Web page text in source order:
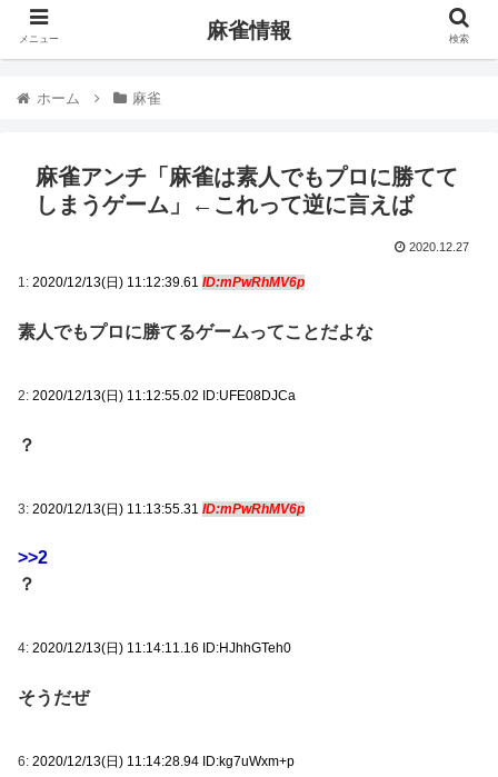
ホーム 麻雀
麻雀アンチ「麻雀は素人でもプロに勝てて
しまうゲーム」←これって逆に言えば
2020.12.27
1: 2020/12/13(日) 11:12:39.61 ID:mPwRhMV6p
素人でもプロに勝てるゲームってことだよな
2: 2020/12/13(日) 11:12:55.02 ID:UFE08DJCa
？
3: 2020/12/13(日) 11:13:55.31 ID:mPwRhMV6p
>>2
？
4: 2020/12/13(日) 11:14:11.16 ID:HJhhGTeh0
そうだぜ
6: 2020/12/13(日) 11:14:28.94 ID:kg7uWxm+p
メニュー 麻雀情報 検索